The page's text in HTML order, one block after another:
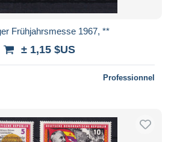
Frühjahrsmesse 1967, **
± 1,15 $US
Professionnel